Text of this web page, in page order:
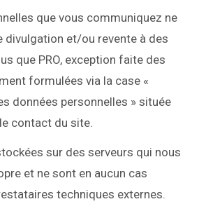
que vous communiquez ne
divulgation et/ou revente à des
que PRO, exception faite des
formulées via la case «
données personnelles » située
contact du site.
sur des serveurs qui nous
et ne sont en aucun cas
techniques externes.